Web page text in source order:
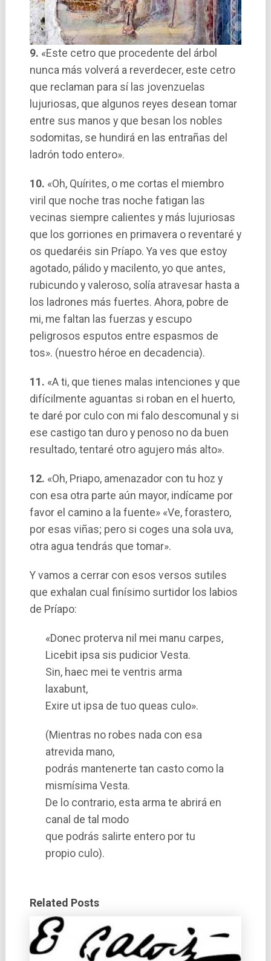
9. «Este cetro que procedente del árbol
nunca más volverá a reverdecer, este cetro
que reclaman para sí­ las jovenzuelas
lujuriosas, que algunos reyes desean tomar
entre sus manos y que besan los nobles
sodomitas, se hundirá en las entrañas del
ladrón todo entero».
10. «Oh, Quí­rites, o me cortas el miembro
viril que noche tras noche fatigan las
vecinas siempre calientes y más lujuriosas
que los gorriones en primavera o reventaré y
os quedaréis sin Prí­apo. Ya ves que estoy
agotado, pálido y macilento, yo que antes,
rubicundo y valeroso, solí­a atravesar hasta a
los ladrones más fuertes. Ahora, pobre de
mi, me faltan las fuerzas y escupo
peligrosos esputos entre espasmos de
tos». (nuestro héroe en decadencia).
11. «A ti­, que tienes malas intenciones y que
difí­cilmente aguantas si roban en el huerto,
te daré por culo con mi falo descomunal y si
ese castigo tan duro y penoso no da buen
resultado, tentaré otro agujero más alto».
12. «Oh, Priapo, amenazador con tu hoz y
con esa otra parte aún mayor, indí­came por
favor el camino a la fuente» «Ve, forastero,
por esas viñas; pero si coges una sola uva,
otra agua tendrás que tomar».
Y vamos a cerrar con esos versos sutiles
que exhalan cual finí­simo surtidor los labios
de Prí­apo:
«Donec proterva nil mei manu carpes,
Licebit ipsa sis pudicior Vesta.
Sin, haec mei te ventris arma
laxabunt,
Exire ut ipsa de tuo queas culo».
(Mientras no robes nada con esa
atrevida mano,
podrás mantenerte tan casto como la
mismí­sima Vesta.
De lo contrario, esta arma te abrirá en
canal de tal modo
que podrás salirte entero por tu
propio culo).
Related Posts